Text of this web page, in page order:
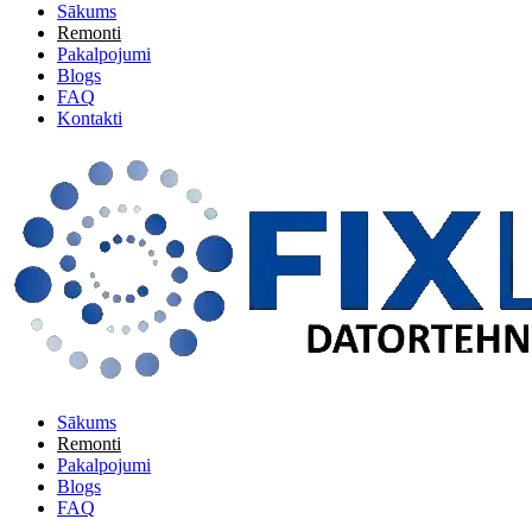
Sākums
Remonti
Pakalpojumi
Blogs
FAQ
Kontakti
Sākums
Remonti
Pakalpojumi
Blogs
FAQ